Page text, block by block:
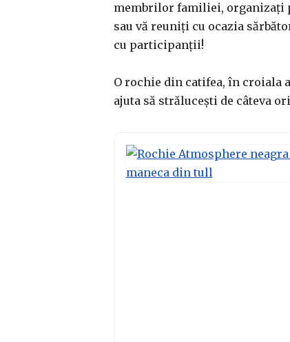
membrilor familiei, organizați
sau vă reuniți cu ocazia
cu participanții!
O rochie din catifea, în
ajuta să strălucești de câteva